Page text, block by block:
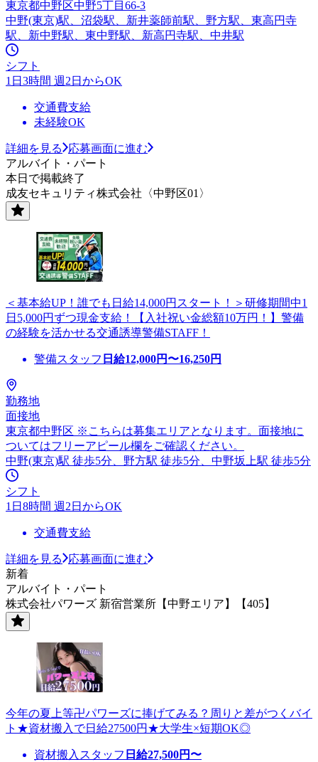
東京都中野区中野5丁目66-3
中野(東京)駅、沼袋駅、新井薬師前駅、野方駅、東高円寺
駅、新中野駅、東中野駅、新高円寺駅、中井駅
シフト
1日3時間 週2日からOK
交通費支給
未経験OK
詳細を見る
応募画面に進む
アルバイト・パート
本日で掲載終了
成友セキュリティ株式会社〈中野区01〉
＜基本給UP！誰でも日給14,000円スタート！＞研修期間中1
日5,000円ずつ現金支給！【入社祝い金総額10万円！】警備
の経験を活かせる交通誘導警備STAFF！
警備スタッフ 日給12,000円〜16,250円
勤務地
面接地
東京都中野区 ※こちらは募集エリアとなります。面接地に
ついてはフリーアピール欄をご確認ください。
中野(東京)駅 徒歩5分、野方駅 徒歩5分、中野坂上駅 徒歩5分
シフト
1日8時間 週2日からOK
交通費支給
詳細を見る
応募画面に進む
新着
アルバイト・パート
株式会社パワーズ 新宿営業所【中野エリア】【405】
今年の夏上等卍パワーズに捧げてみる？周りと差がつくバイ
ト★資材搬入で日給27500円★大学生×短期OK◎
資材搬入スタッフ 日給27,500円〜